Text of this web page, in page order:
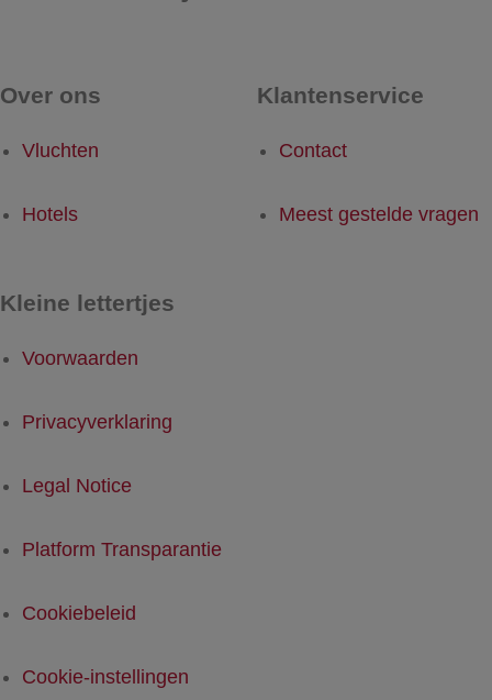
Over ons
Vluchten
Hotels
Klantenservice
Contact
Meest gestelde vragen
Kleine lettertjes
Voorwaarden
Privacyverklaring
Legal Notice
Platform Transparantie
Cookiebeleid
Cookie-instellingen